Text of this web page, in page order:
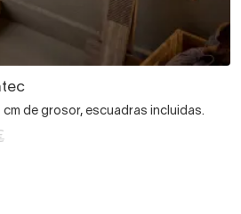
cm de grosor, escuadras incluidas.